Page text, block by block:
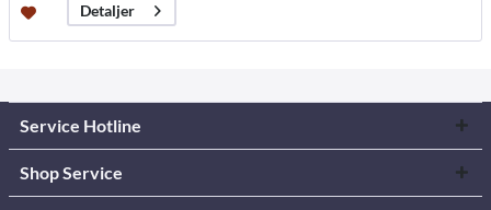
Detaljer
Service Hotline
Shop Service